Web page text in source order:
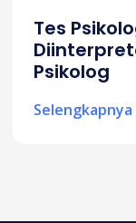
Tes
Psikolog
Selengkapnya